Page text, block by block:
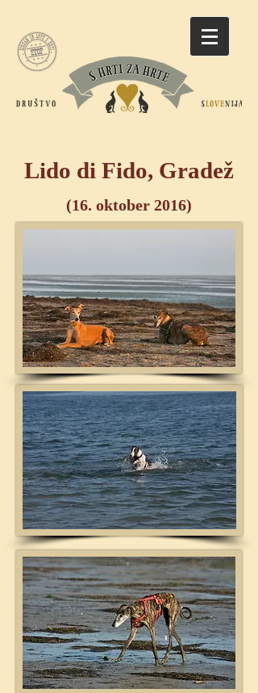
Lido di Fido, Gradež
(16. oktober 2016)